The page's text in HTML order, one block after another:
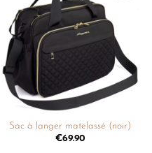
Ajouter
à la
liste de
souhaits
Sac à langer matelassé (noir)
€69.90